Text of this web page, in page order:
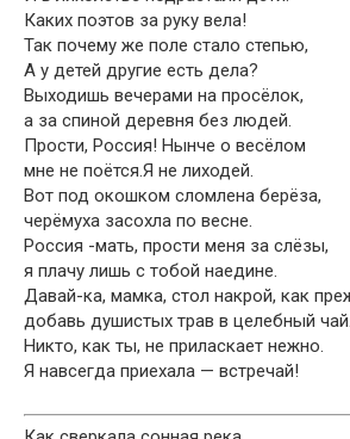
Каких поэтов за руку вела!
Так почему же поле стало степью,
А у детей другие есть дела?
Выходишь вечерами на просёлок,
а за спиной деревня без людей.
Прости, Россия! Нынче о весёлом
мне не поётся.Я не лиходей.
Вот под окошком сломлена берёза,
черёмуха засохла по весне.
Россия -мать, прости меня за слёзы,
я плачу лишь с тобой наедине.
Давай-ка, мамка, стол накрой, как
добавь душистых трав в целебный чай.
Никто, как ты, не приласкает нежно.
Я навсегда приехала — встречай!